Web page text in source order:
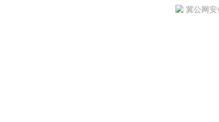
冀公网安